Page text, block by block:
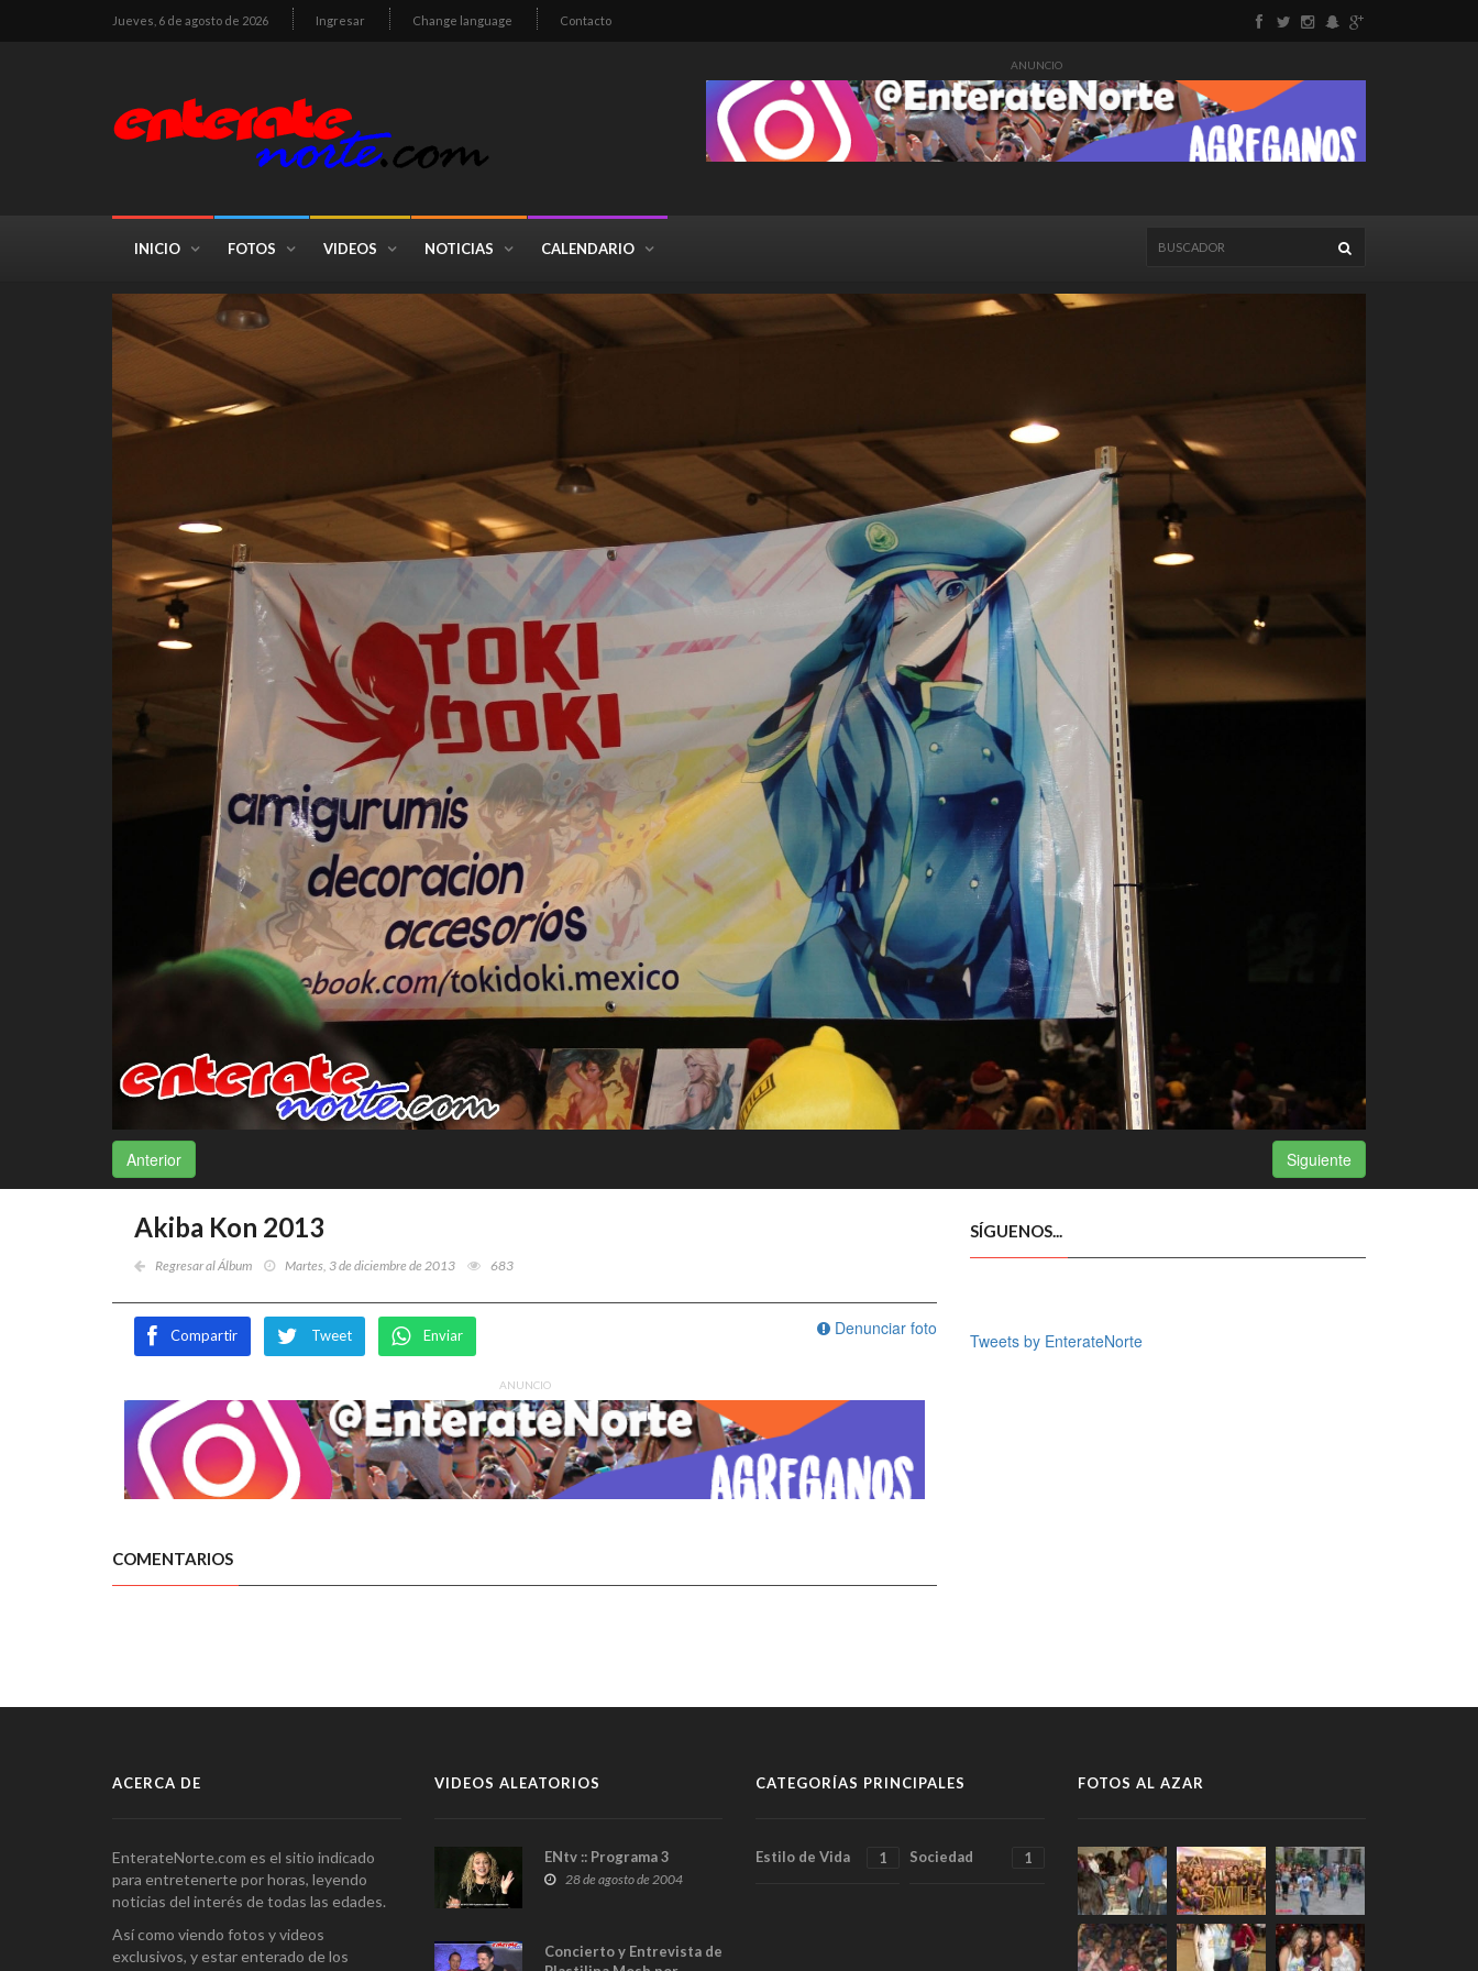
Jueves, 6 de agosto de 2026 Ingresar Change language Contacto
ANUNCIO
INICIO FOTOS VIDEOS NOTICIAS CALENDARIO
Anterior Siguiente
Akiba Kon 2013
Regresar al Álbum Martes, 3 de diciembre de 2013 683
Denunciar foto
Compartir Tweet Enviar
ANUNCIO
COMENTARIOS
SÍGUENOS...
Tweets by EnterateNorte
ACERCA DE
EnterateNorte.com es el sitio indicado
para entretenerte por horas, leyendo
noticias del interés de todas las edades.
Así como viendo fotos y videos
exclusivos, y estar enterado de los
VIDEOS ALEATORIOS
ENtv :: Programa 3
28 de agosto de 2004
Concierto y Entrevista de
CATEGORÍAS PRINCIPALES
Estilo de Vida 1 Sociedad 1
FOTOS AL AZAR